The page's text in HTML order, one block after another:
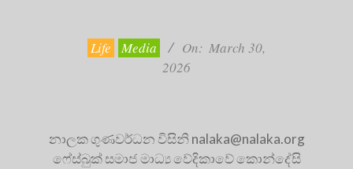
Life Media On: March 30,
2026
නාලක ගුණවර්ධන විසිනිnalaka@nalaka.org
ෆේස්බුක් සමාජ මාධ්‍ය වේදිකාවේ කොන්දේසි